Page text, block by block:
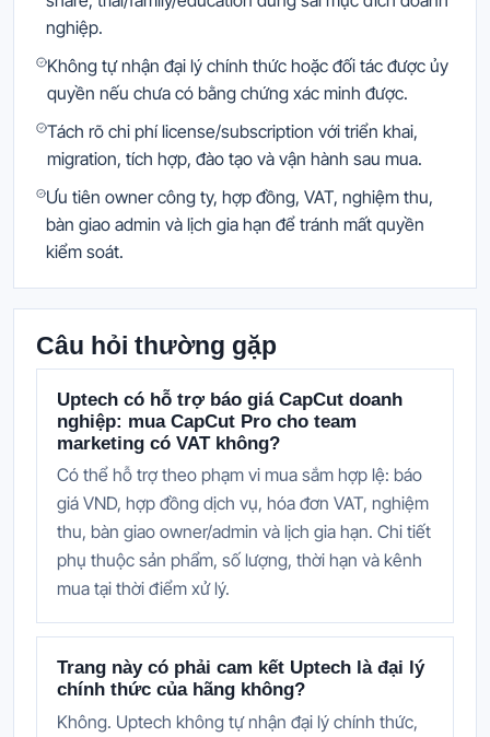
nghiệp.
Không tự nhận đại lý chính thức hoặc đối tác được ủy
quyền nếu chưa có bằng chứng xác minh được.
Tách rõ chi phí license/subscription với triển khai,
migration, tích hợp, đào tạo và vận hành sau mua.
Ưu tiên owner công ty, hợp đồng, VAT, nghiệm thu,
bàn giao admin và lịch gia hạn để tránh mất quyền
kiểm soát.
Câu hỏi thường gặp
Uptech có hỗ trợ báo giá CapCut doanh
nghiệp: mua CapCut Pro cho team
marketing có VAT không?
Có thể hỗ trợ theo phạm vi mua sắm hợp lệ: báo
giá VND, hợp đồng dịch vụ, hóa đơn VAT, nghiệm
thu, bàn giao owner/admin và lịch gia hạn. Chi tiết
phụ thuộc sản phẩm, số lượng, thời hạn và kênh
mua tại thời điểm xử lý.
Trang này có phải cam kết Uptech là đại lý
chính thức của hãng không?
Không. Uptech không tự nhận đại lý chính thức,